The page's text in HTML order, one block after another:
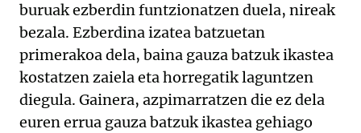
buruak ezberdin funtzionatzen duela, nireak
bezala. Ezberdina izatea batzuetan
primerakoa dela, baina gauza batzuk ikastea
kostatzen zaiela eta horregatik laguntzen
diegula. Gainera, azpimarratzen die ez dela
euren errua gauza batzuk ikastea gehiago